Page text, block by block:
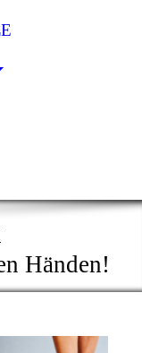
Händen!